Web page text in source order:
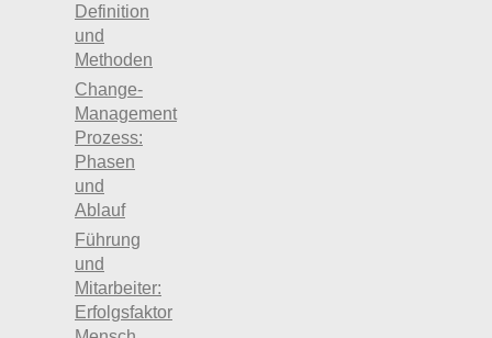
Definition
und
Methoden
Change-
Management
Prozess:
Phasen
und
Ablauf
Führung
und
Mitarbeiter:
Erfolgsfaktor